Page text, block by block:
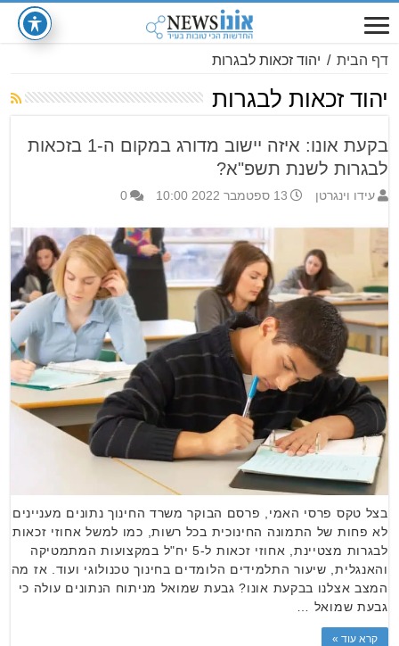
דף הבית / יהוד זכאות לבגרות
יהוד זכאות לבגרות
בקעת אונו: איזה יישוב מדורג במקום ה-1 בזכאות
לבגרות לשנת תשפ"א?
עידו וינגרטן 13 ספטמבר 2022 10:00 0
בצל טקס פרסי האמי, פרסם הבוקר משרד החינוך נתונים מעניינים
לא פחות של התמונה החינוכית בכל רשות, כמו למשל אחוזי זכאות
לבגרות מצטיינת, אחוזי זכאות ל-5 יח"ל במקצועות המתמטיקה
והאנגלית, שיעור התלמידים הלומדים בחינוך טכנולוגי ועוד. אז מה
המצב אצלנו בבקעת אונו? גבעת שמואל מניתוח הנתונים עולה כי
גבעת שמואל …
קרא עוד »